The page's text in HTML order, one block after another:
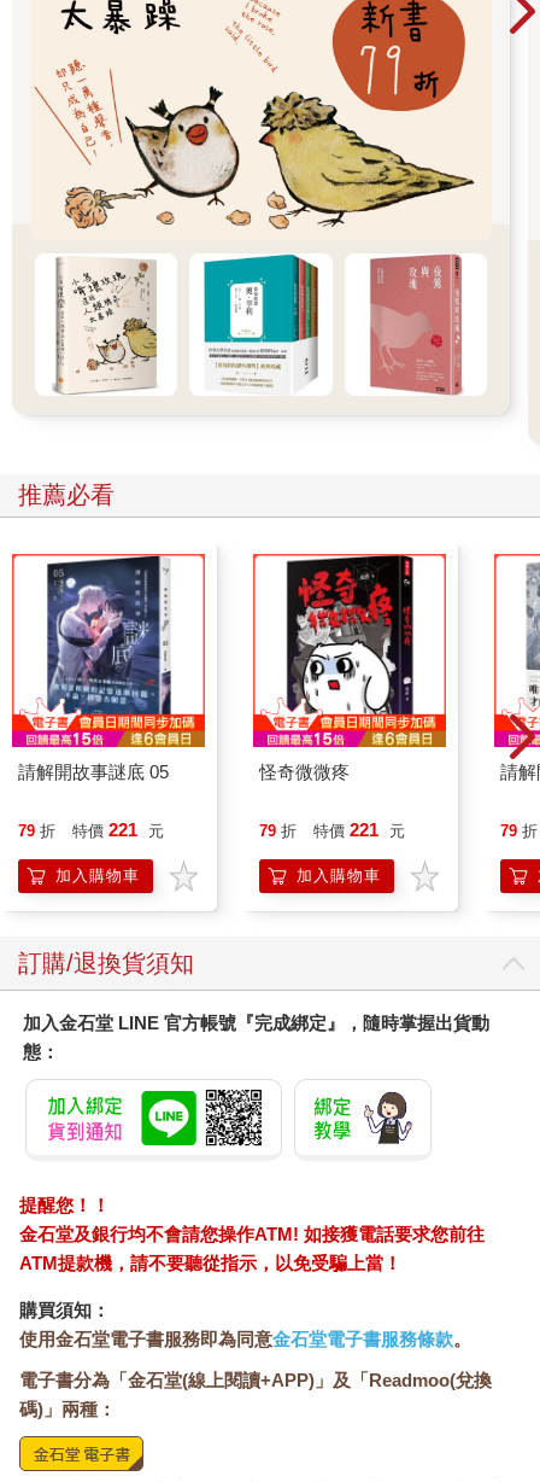
推薦必看
請解開故事謎底 05
79 折 特價 221 元
加入購物車
怪奇微微疼
79 折 特價 221 元
加入購物車
請解
79 折
訂購/退換貨須知
加入金石堂 LINE 官方帳號『完成綁定』，隨時掌握出貨動
態：
提醒您！！
金石堂及銀行均不會請您操作ATM! 如接獲電話要求您前往
ATM提款機，請不要聽從指示，以免受騙上當！
購買須知：
使用金石堂電子書服務即為同意金石堂電子書服務條款。
電子書分為「金石堂(線上閱讀+APP)」及「Readmoo(兌換
碼)」兩種：